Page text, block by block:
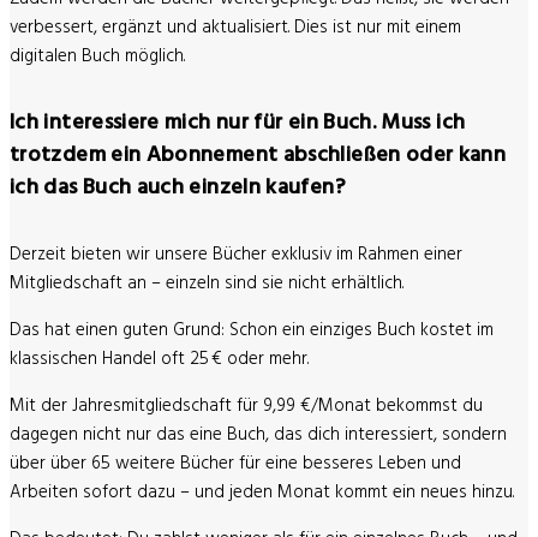
verbessert, ergänzt und aktualisiert. Dies ist nur mit einem
digitalen Buch möglich.
Ich interessiere mich nur für ein Buch. Muss ich
trotzdem ein Abonnement abschließen oder kann
ich das Buch auch einzeln kaufen?
Derzeit bieten wir unsere Bücherexklusiv im Rahmen einer
Mitgliedschaft an – einzeln sind sie nicht erhältlich.
Das hat einen guten Grund: Schon ein einziges Buch kostet im
klassischen Handel oft 25 € oder mehr.
Mit derJahresmitgliedschaftfür 9,99 €/Monat bekommst du
dagegen nicht nur das eine Buch, das dich interessiert, sondern
über über 65 weitere Bücher für eine besseres Leben und
Arbeiten sofort dazu – und jeden Monat kommt ein neues hinzu.